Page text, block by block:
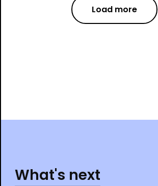
Load more
What's next